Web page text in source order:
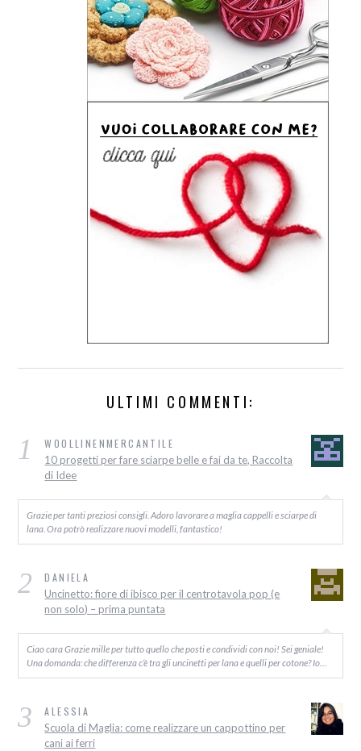
ULTIMI COMMENTI:
1 WOOLLINENMERCANTILE
10 progetti per fare sciarpe belle e fai da te, Raccolta
di Idee
Grazie per tanti preziosi consigli. Adoro lavorare a maglia cappelli e sciarpe di
lana. Ora potrò realizzare nuovi modelli, fantastico!
2 DANIELA
Uncinetto: fiore di ibisco per il centrotavola pop (e
non solo) – prima puntata
Ciao cara Grazie mille per tutto quello che posti e condividi con noi! Sei geniale!
Una domanda: che differenza c’è tra gli uncinetti per lana e quelli per cotone? Io…
3 ALESSIA
Scuola di Maglia: come realizzare un cappottino per
cani ai ferri